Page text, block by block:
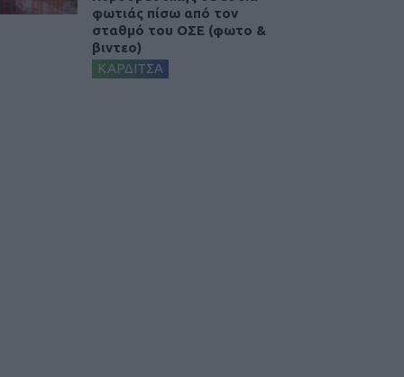
φωτιάς πίσω από τον
σταθμό του ΟΣΕ (φωτο &
βιντεο)
ΚΑΡΔΙΤΣΑ